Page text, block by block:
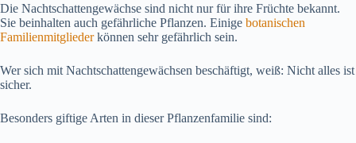
Die Nachtschattengewächse sind nicht nur für ihre Früchte bekannt.
Sie beinhalten auch gefährliche Pflanzen. Einige botanischen
Familienmitgliederkönnen sehr gefährlich sein.
Wer sich mit Nachtschattengewächsen beschäftigt, weiß: Nicht alles ist
sicher.
Besonders giftige Arten in dieser Pflanzenfamilie sind: